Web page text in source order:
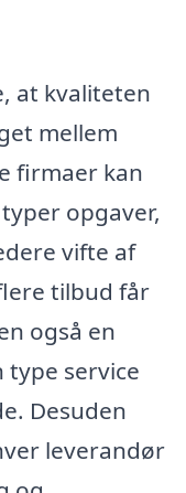
at kvaliteten
mellem
firmaer kan
opgaver,
vifte af
tilbud får
også en
type service
Desuden
leverandør